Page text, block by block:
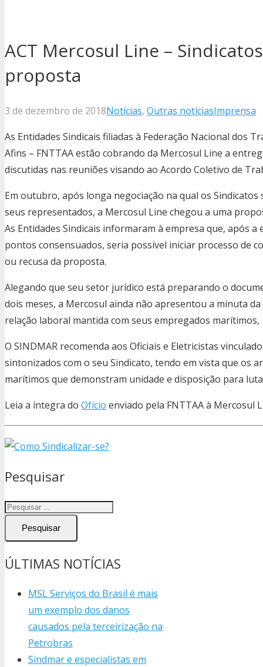
ACT Mercosul Line –
proposta
3 de dezembro de 2018Notícias, Outras notíciasImprensa
As Entidades Sindicais filiadas à Federação Nacional dos
Afins – FNTTAA estão cobrando da Mercosul Line a
discutidas nas reuniões visando ao Acordo Coletivo de
Em outubro, após longa negociação na qual os
seus representados, a Mercosul Line chegou a uma
As Entidades Sindicais informaram à empresa que, após
pontos consensuados, seria possível iniciar processo de
ou recusa da proposta.
Alegando que seu setor jurídico está preparando o
dois meses, a Mercosul ainda não apresentou a minuta
relação laboral mantida com seus empregados marítimos,
O SINDMAR recomenda aos Oficiais e Eletricistas
sintonizados com o seu Sindicato, tendo em vista que os
marítimos que demonstram unidade e disposição para
Leia a íntegra do Ofício enviado pela FNTTAA à Mercosul
Pesquisar
Pesquisar
ÚLTIMAS NOTÍCIAS
MSL Serviços do Brasil é mais
um exemplo dos danos
causados pela terceirização na
Petrobras
Sindmar e especialistas em